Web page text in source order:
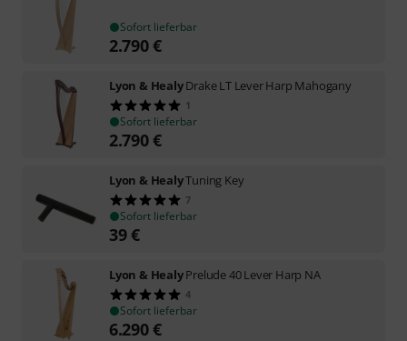
Sofort lieferbar
2.790€
Lyon & HealyDrake LT Lever Harp Mahogany
1
Sofort lieferbar
2.790€
Lyon & HealyTuning Key
7
Sofort lieferbar
39€
Lyon & HealyPrelude 40 Lever Harp NA
4
Sofort lieferbar
6.290€